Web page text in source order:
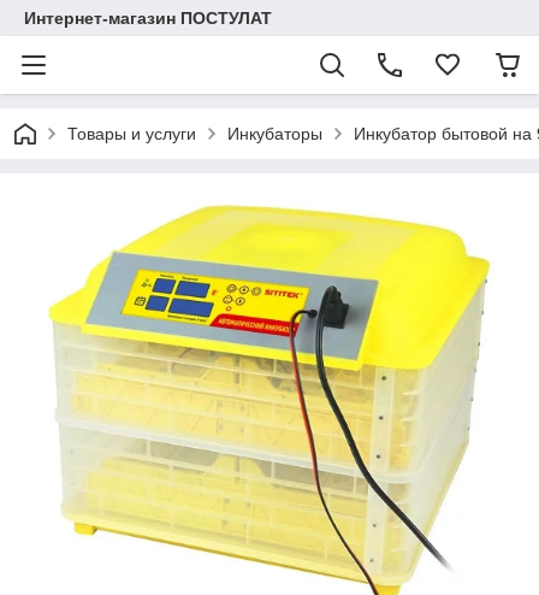
Интернет-магазин ПОСТУЛАТ
Товары и услуги Инкубаторы Инкубатор бытовой на